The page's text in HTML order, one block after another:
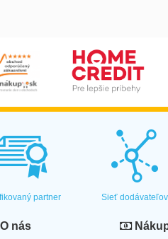
partner Sieť dodávateľov
O nás